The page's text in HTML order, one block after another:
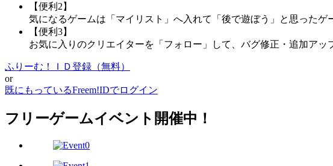
【便利2】
気になるゲームは「マイリスト」へ入れて「後で遊ぼう」と思ったゲ
【便利3】
お気に入りのクリエイターを「フォロー」して、バグ修正・追加アッ
ふりーむ！ＩＤ登録（無料）
or
既にもっているFreem!IDでログイン
フリーゲームイベント開催中！